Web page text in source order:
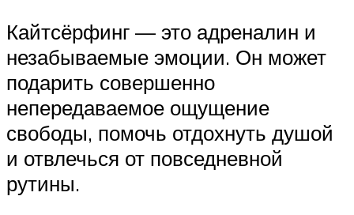
Кайтсёрфинг — это адреналин и
незабываемые эмоции. Он может
подарить совершенно
непередаваемое ощущение
свободы, помочь отдохнуть душой
и отвлечься от повседневной
рутины.